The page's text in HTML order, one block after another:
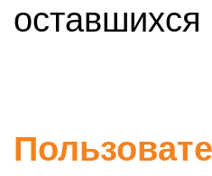
оставшихся